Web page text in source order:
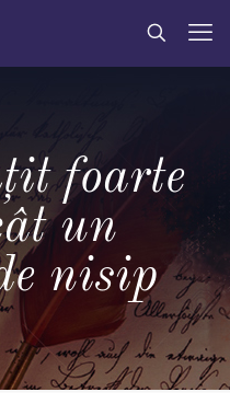
foarte
un
nisip